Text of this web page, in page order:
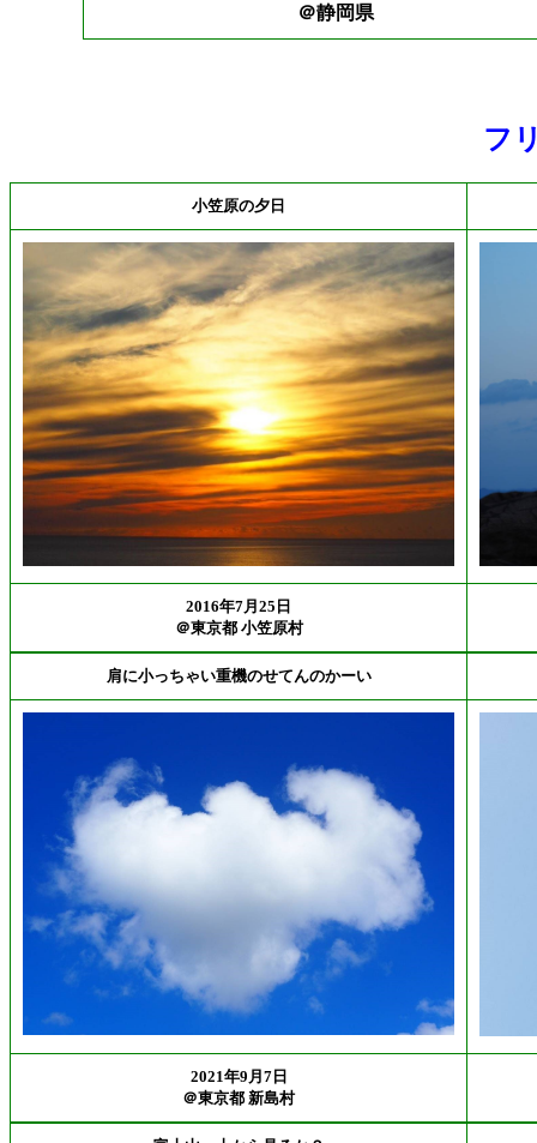
＠静岡県
フ
小笠原の夕日
2016年7月25日
＠東京都 小笠原村
肩に小っちゃい重機のせてんのかーい
2021年9月7日
＠東京都 新島村